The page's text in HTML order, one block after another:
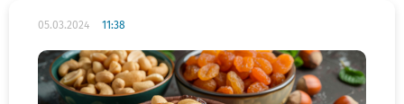
05.03.2024 11:38